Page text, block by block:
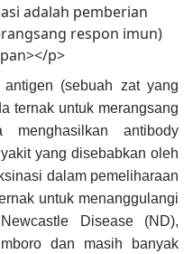
(sebuah zat yang
ternak untuk merangsang
menghasilkan antibody
yang disebabkan oleh
dalam pemeliharaan
untuk menanggulangi
Disease (ND),
dan masih banyak